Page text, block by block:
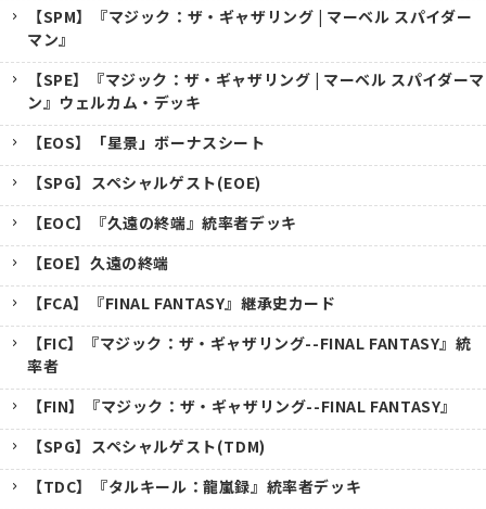
【SPM】『マジック：ザ・ギャザリング | マーベル スパイダー
マン』
【SPE】『マジック：ザ・ギャザリング | マーベル スパイダーマ
ン』ウェルカム・デッキ
【EOS】「星景」ボーナスシート
【SPG】スペシャルゲスト(EOE)
【EOC】『久遠の終端』統率者デッキ
【EOE】久遠の終端
【FCA】『FINAL FANTASY』継承史カード
【FIC】『マジック：ザ・ギャザリング--FINAL FANTASY』統
率者
【FIN】『マジック：ザ・ギャザリング--FINAL FANTASY』
【SPG】スペシャルゲスト(TDM)
【TDC】『タルキール：龍嵐録』統率者デッキ